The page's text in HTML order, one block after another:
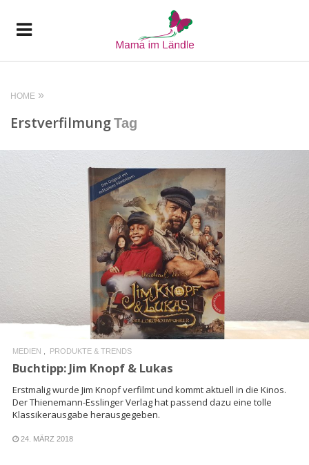
HOME
ErstverfilmungTag
READ MORE
MEDIEN PRODUKTE & TRENDS
Buchtipp: Jim Knopf & Lukas
Erstmalig wurde Jim Knopf verfilmt und kommt aktuell in die Kinos.
Der Thienemann-Esslinger Verlag hat passend dazu eine tolle
Klassikerausgabe herausgegeben.
24. MÄRZ 2018